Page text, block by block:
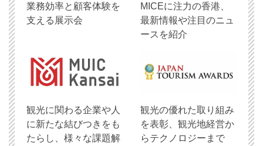
業務効率と顧客体験を
支える展示会
MICEに注力の香港、
最新情報や注目のニュ
ースを紹介
観光に関わる企業や人
に新たな結びつきをも
たらし、様々な課題解
観光の優れた取り組み
を表彰、観光地経営か
らテクノロジーまで